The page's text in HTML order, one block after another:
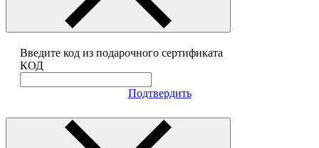
Введите код из подарочного сертификата
КОД
Подтвердить